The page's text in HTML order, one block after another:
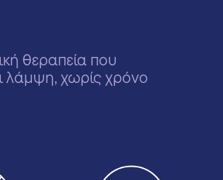
θεραπεία που
λάμψη, χωρίς χρόνο